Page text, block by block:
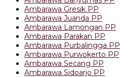
Ambarawa Gresik PP
Ambarawa Juanda PP
Ambarawa Lamongan PP
Ambarawa Parakan PP
Ambarawa Purbalingga PP
Ambarawa Purwokerto PP
Ambarawa Secang PP
Ambarawa Sidoarjo PP